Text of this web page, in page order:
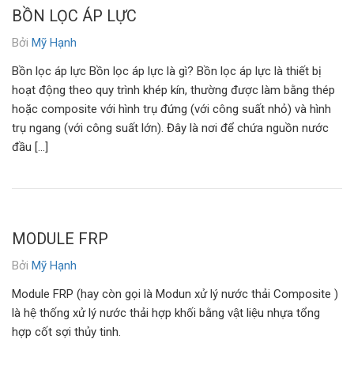
BỒN LỌC ÁP LỰC
Bởi Mỹ Hạnh
Bồn lọc áp lực Bồn lọc áp lực là gì? Bồn lọc áp lực là thiết bị
hoạt động theo quy trình khép kín, thường được làm bằng thép
hoặc composite với hình trụ đứng (với công suất nhỏ) và hình
trụ ngang (với công suất lớn). Đây là nơi để chứa nguồn nước
đầu […]
MODULE FRP
Bởi Mỹ Hạnh
Module FRP (hay còn gọi là Modun xử lý nước thải Composite )
là hệ thống xử lý nước thải hợp khối bằng vật liệu nhựa tổng
hợp cốt sợi thủy tinh.